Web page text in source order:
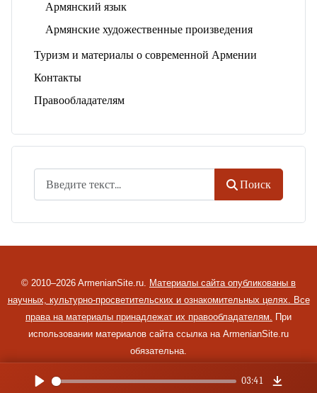
Армянский язык
Армянские художественные произведения
Туризм и материалы о современной Армении
Контакты
Правообладателям
Поиск
03:41
© 2010–2026 ArmenianSite.ru. Материалы сайта опубликованы в
научных, культурно-просветительских и ознакомительных целях. Все
права на материалы принадлежат их правообладателям. При
использовании материалов сайта ссылка на ArmenianSite.ru
обязательна.